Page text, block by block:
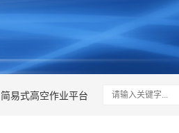
简易式高空作业平台